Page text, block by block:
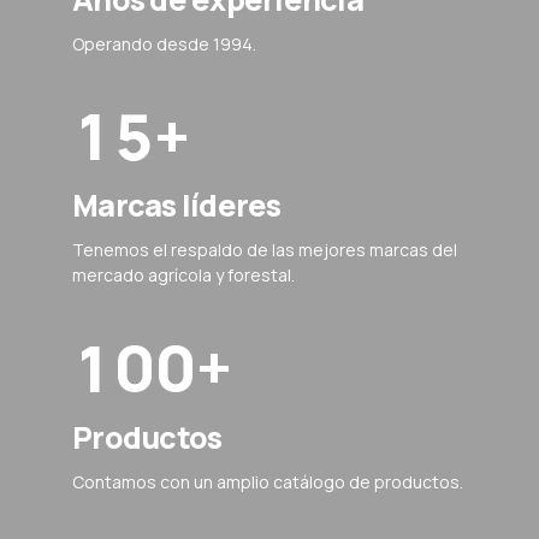
4
5
6
7
8
9
0
7
8
9
0
Operando desde 1994.
0
1
2
3
4
5
6
7
4
5
6
7
8
9
0
+
Marcas líderes
Tenemos el respaldo de las mejores marcas del
mercado agrícola y forestal.
0
1
2
3
5
6
7
8
9
0
5
6
7
8
9
0+
Productos
Contamos con un amplio catálogo de productos.